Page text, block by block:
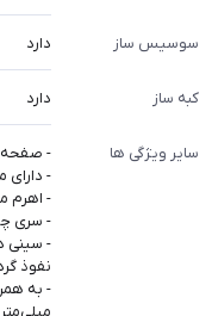
سوسیس ساز دارد
کبه ساز دارد
سایر ویژگی ها
-
- دارای
- اهرم
- سری
- سینی
نفوذ